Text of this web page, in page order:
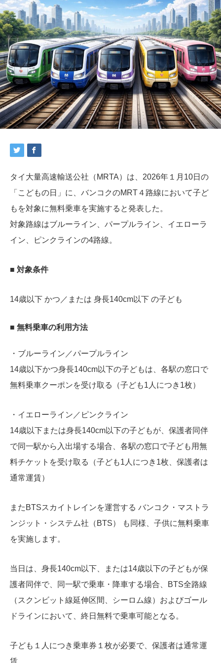
タイ大量高速輸送公社（MRTA）は、2026年１月10日の
「こどもの日」に、バンコクのMRT４路線において子ど
もを対象に無料乗車を実施すると発表した。
対象路線はブルーライン、パープルライン、イエローラ
イン、ピンクラインの4路線。
■ 対象条件
14歳以下 かつ／または 身長140cm以下 の子ども
■ 無料乗車の利用方法
・ブルーライン／パープルライン
14歳以下かつ身長140cm以下の子どもは、各駅の窓口で
無料乗車クーポンを受け取る（子ども1人につき1枚）
・イエローライン／ピンクライン
14歳以下または身長140cm以下の子どもが、保護者同伴
で同一駅から入出場する場合、各駅の窓口で子ども用無
料チケットを受け取る（子ども1人につき1枚、 保護者は
通常運賃）
またBTSスカイトレインを運営する バンコク・マストラ
ンジット・システム社（BTS） も同様、子供に無料乗車
を実施します。
当日は、身長140cm以下、または14歳以下の子どもが保
護者同伴で、同一駅で乗車・降車する場合、
BTS全路線
（スクンビット線延伸区間、シーロム線）およびゴール
ドラインにおいて、終日無料で乗車可能となる。
子ども１人につき乗車券１枚が必要で、保護者は通常運
賃。